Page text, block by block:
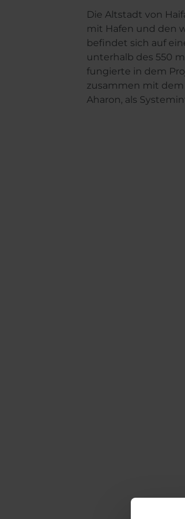
Die Altstadt von
mit Hafen und den
befindet sich auf
unterhalb des 550
fungierte in dem
zusammen mit dem
Aharon, als